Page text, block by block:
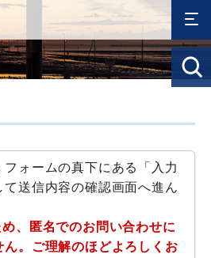
ォームの真下にある「入力
送信内容の確認画面へ進ん
、匿名でのお問い合わせに
。ご理解のほどよろしくお